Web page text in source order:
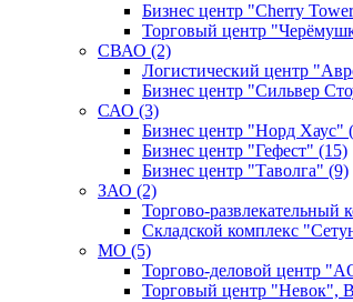
Бизнес центр "Cherry
Торговый центр
СВАО (2)
Логистический центр
Бизнес центр "Сильвер
САО (3)
Бизнес центр "Норд Хаус"
Бизнес центр "Гефест" (15)
Бизнес центр "Таволга" (9)
ЗАО (2)
Торгово-
Складской комплекс
MO (5)
Торгово-деловой центр
Торговый центр "Невок",